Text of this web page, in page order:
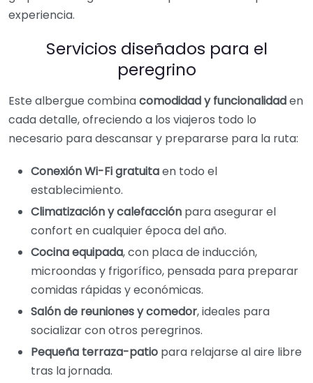
experiencia.
Servicios diseñados para el
peregrino
Este albergue combinacomodidad y funcionalidaden
cada detalle, ofreciendo a los viajeros todo lo
necesario para descansar y prepararse para la ruta:
Conexión Wi-Fi gratuitaen todo el
establecimiento.
Climatización y calefacción para asegurar el
confort en cualquier época del año.
Cocina equipada, con placa de inducción,
microondas y frigorífico, pensada para preparar
comidas rápidas y económicas.
Salón de reuniones y comedor, ideales para
socializar con otros peregrinos.
Pequeña terraza-patio para relajarse al aire libre
tras la jornada.